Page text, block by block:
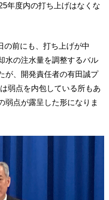
年度内の打ち上げはなくな
の前にも、打ち上げが中
水の注水量を調整するバル
が、開発責任者の有田誠プ
弱点を内包している所もあ
弱点が露呈した形になりま